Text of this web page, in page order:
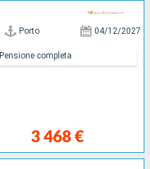
Porto 04/12/2027
3 468 €
Pensione completa